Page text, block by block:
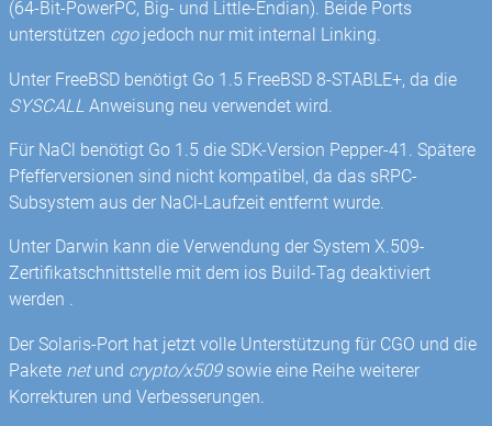
(64-Bit-PowerPC, Big- und Little-Endian). Beide Ports
unterstützen cgojedoch nur mit internal Linking.
Unter FreeBSD benötigt Go 1.5 FreeBSD 8-STABLE+, da die
SYSCALL Anweisung neu verwendet wird.
Für NaCl benötigt Go 1.5 die SDK-Version Pepper-41. Spätere
Pfefferversionen sind nicht kompatibel, da das sRPC-
Subsystem aus der NaCl-Laufzeit entfernt wurde.
Unter Darwin kann die Verwendung der System X.509-
Zertifikatschnittstelle mit dem ios Build-Tag deaktiviert
werden .
Der Solaris-Port hat jetzt volle Unterstützung für CGO und die
Pakete netund crypto/x509sowie eine Reihe weiterer
Korrekturen und Verbesserungen.